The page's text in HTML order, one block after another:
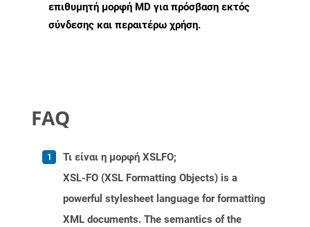
επιθυμητή μορφή MD για πρόσβαση εκτός
σύνδεσης και περαιτέρω χρήση.
FAQ
Τι είναι η μορφή XSLFO;
XSL-FO (XSL Formatting Objects) is a
powerful stylesheet language for formatting
XML documents. The semantics of the